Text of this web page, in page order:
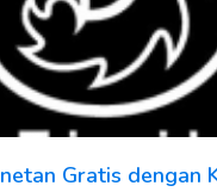
Gratis dengan